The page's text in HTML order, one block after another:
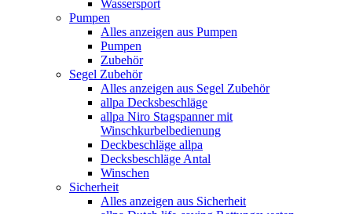
Wassersport
Pumpen
Alles anzeigen aus Pumpen
Pumpen
Zubehör
Segel Zubehör
Alles anzeigen aus Segel Zubehör
allpa Decksbeschläge
allpa Niro Stagspanner mit
Winschkurbelbedienung
Deckbeschläge allpa
Decksbeschläge Antal
Winschen
Sicherheit
Alles anzeigen aus Sicherheit